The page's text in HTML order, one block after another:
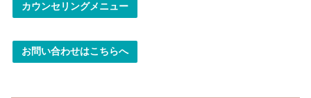
カウンセリングメニュー
お問い合わせはこちらへ